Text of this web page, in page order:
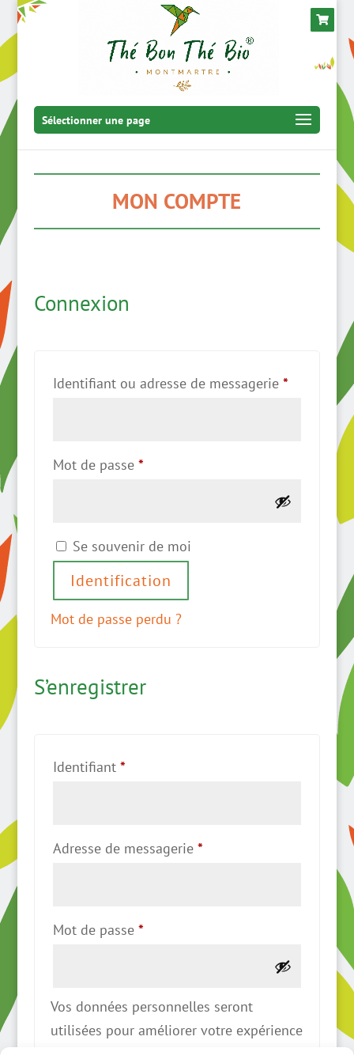
Sélectionner une page
MON COMPTE
Connexion
Identifiant ou adresse de messagerie *
Mot de passe *Obligatoire
Se souvenir de moi
Identification
Mot de passe perdu ?
S’enregistrer
Identifiant *Obligatoire
Adresse de messagerie *Obligatoire
Mot de passe *Obligatoire
Vos données personnelles seront
utilisées pour améliorer votre expérience